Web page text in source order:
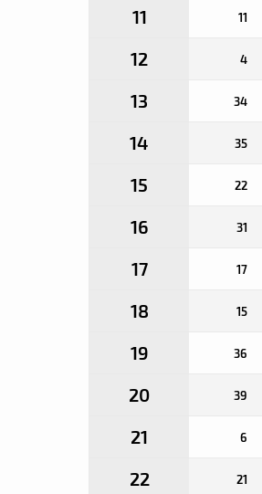
11 11
12 4
13 34
14 35
15 22
16 31
17 17
18 15
19 36
20 39
21 6
22 21